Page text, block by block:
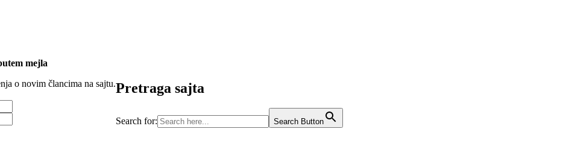
mejla
o novim člancima na sajtu.Pretraga sajta
Search for: Search Button